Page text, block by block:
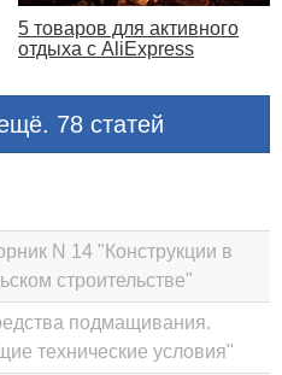
5 товаров для активного
отдыха с AliExpress
78 статей
N 14 "Конструкции в
строительстве"
подмащивания.
технические условия"